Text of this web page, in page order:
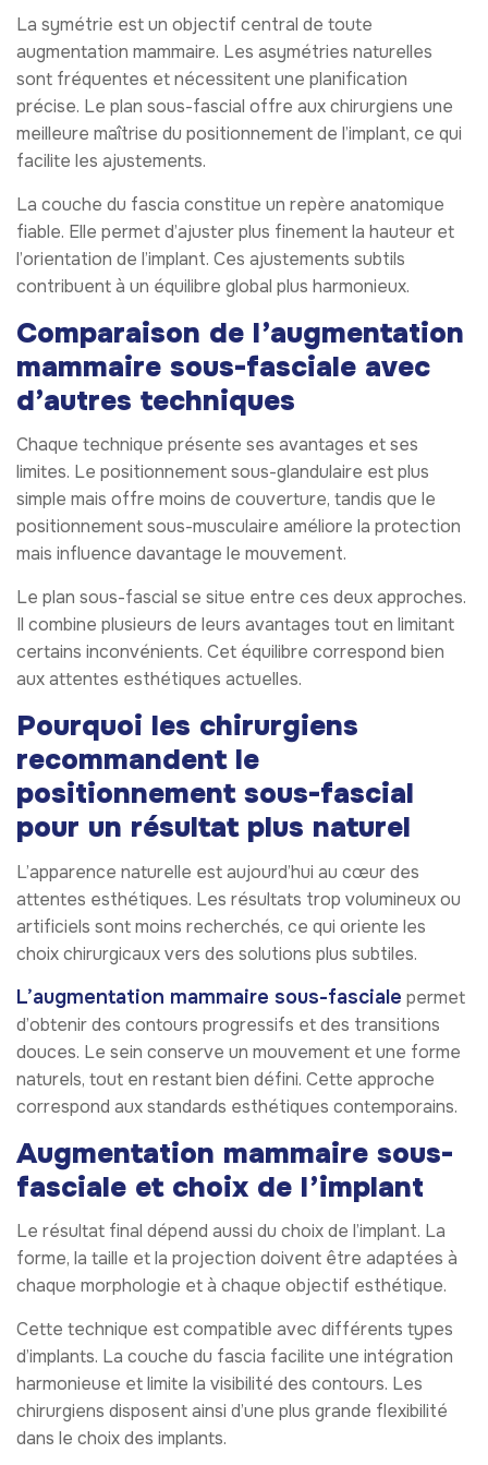
La symétrie est un objectif central de toute
augmentation mammaire. Les asymétries naturelles
sont fréquentes et nécessitent une planification
précise. Le plan sous-fascial offre aux chirurgiens une
meilleure maîtrise du positionnement de l’implant, ce qui
facilite les ajustements.
La couche du fascia constitue un repère anatomique
fiable. Elle permet d’ajuster plus finement la hauteur et
l’orientation de l’implant. Ces ajustements subtils
contribuent à un équilibre global plus harmonieux.
Comparaison de l’augmentation
mammaire sous-fasciale avec
d’autres techniques
Chaque technique présente ses avantages et ses
limites. Le positionnement sous-glandulaire est plus
simple mais offre moins de couverture, tandis que le
positionnement sous-musculaire améliore la protection
mais influence davantage le mouvement.
Le plan sous-fascial se situe entre ces deux approches.
Il combine plusieurs de leurs avantages tout en limitant
certains inconvénients. Cet équilibre correspond bien
aux attentes esthétiques actuelles.
Pourquoi les chirurgiens
recommandent le
positionnement sous-fascial
pour un résultat plus naturel
L’apparence naturelle est aujourd’hui au cœur des
attentes esthétiques. Les résultats trop volumineux ou
artificiels sont moins recherchés, ce qui oriente les
choix chirurgicaux vers des solutions plus subtiles.
L’augmentation mammaire sous-fasciale permet
d’obtenir des contours progressifs et des transitions
douces. Le sein conserve un mouvement et une forme
naturels, tout en restant bien défini. Cette approche
correspond aux standards esthétiques contemporains.
Augmentation mammaire sous-
fasciale et choix de l’implant
Le résultat final dépend aussi du choix de l’implant. La
forme, la taille et la projection doivent être adaptées à
chaque morphologie et à chaque objectif esthétique.
Cette technique est compatible avec différents types
d’implants. La couche du fascia facilite une intégration
harmonieuse et limite la visibilité des contours. Les
chirurgiens disposent ainsi d’une plus grande flexibilité
dans le choix des implants.